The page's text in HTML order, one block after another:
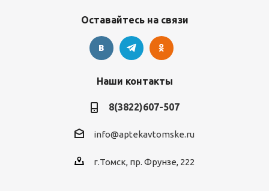
Оставайтесь на связи
Наши контакты
8(3822)607-507
info@aptekavtomske.ru
г.Томск, пр. Фрунзе, 222